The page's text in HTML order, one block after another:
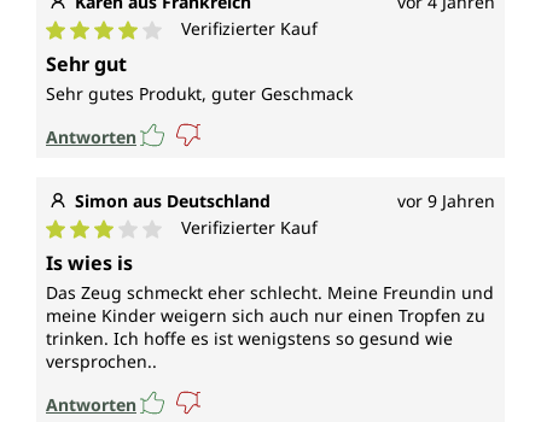
Durchschnittliche Bewertung von 4 von 5 Sternen
Verifizierter Kauf
Sehr gut
Sehr gutes Produkt, guter Geschmack
Antworten
Simon aus Deutschland vor 9 Jahren
Durchschnittliche Bewertung von 3 von 5 Sternen
Verifizierter Kauf
Is wies is
Das Zeug schmeckt eher schlecht. Meine Freundin und
meine Kinder weigern sich auch nur einen Tropfen zu
trinken. Ich hoffe es ist wenigstens so gesund wie
versprochen..
Antworten